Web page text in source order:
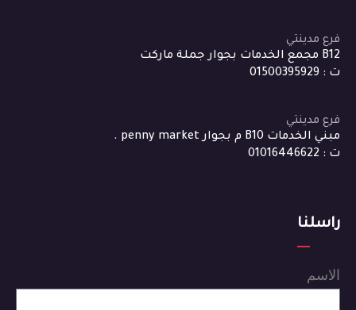
فرع مدينتي
B12 مجمع الخدمات بجوار جملة ماركت
ت : 01500395929
فرع مدينتي
مبني الخدمات B10 م بجوار penny market .
ت : 01016446622
راسلنا
الاسم